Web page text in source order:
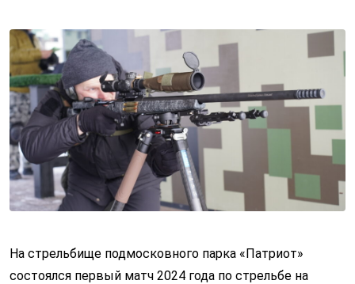
На стрельбище подмосковного парка «Патриот»
состоялся первый матч 2024 года по стрельбе на